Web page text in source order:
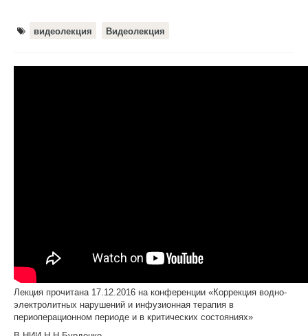
видеолекция Видеолекция
Лекция прочитана 17.12.2016 на конференции «Коррекция водно-
электролитных нарушений и инфузионная терапия в
периоперационном периоде и в критических состояниях»